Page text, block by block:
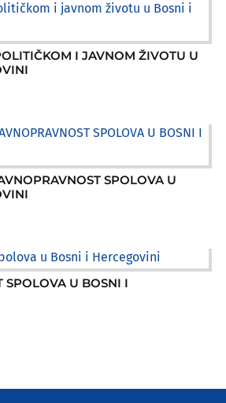
I JAVNOM ŽIVOTU U
SPOLOVA U
SPOLOVA U BOSNI I